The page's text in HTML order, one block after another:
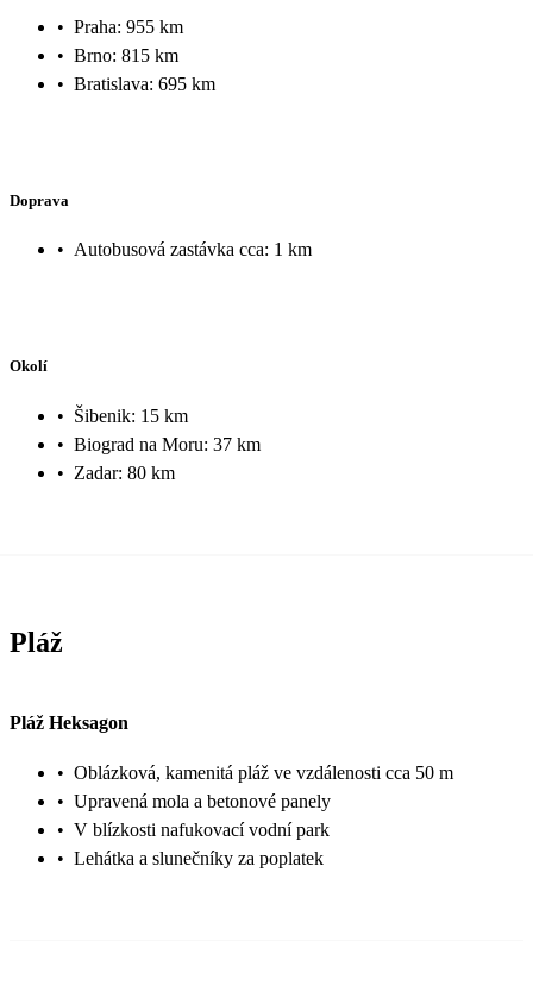
• Praha: 955 km
• Brno: 815 km
• Bratislava: 695 km
Doprava
• Autobusová zastávka cca: 1 km
Okolí
• Šibenik: 15 km
• Biograd na Moru: 37 km
• Zadar: 80 km
Pláž
Pláž Heksagon
• Oblázková, kamenitá pláž ve vzdálenosti cca 50 m
• Upravená mola a betonové panely
• V blízkosti nafukovací vodní park
• Lehátka a slunečníky za poplatek